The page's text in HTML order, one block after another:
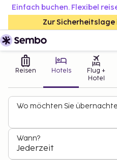
Einfach buchen. Flexibel
Zur Sicherheitslage
Reisen Hotels
Flug +
Hotel
Wo möchten Sie
Wann?
Jederzeit